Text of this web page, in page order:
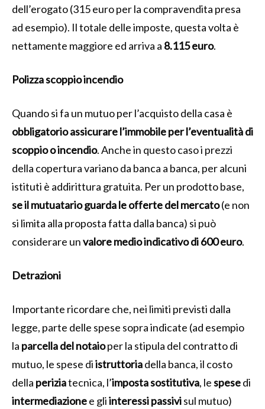
dell’erogato (315 euro per la compravendita presa
ad esempio). Il totale delle imposte, questa volta è
nettamente maggiore ed arriva a 8.115 euro.
Polizza scoppio incendio
Quando si fa un mutuo per l’acquisto della casa è
obbligatorio assicurare l’immobile per l’eventualità di
scoppio o incendio. Anche in questo caso i prezzi
della copertura variano da banca a banca, per alcuni
istituti è addirittura gratuita. Per un prodotto base,
se il mutuatario guarda le offerte del mercato(e non
si limita alla proposta fatta dalla banca) si può
considerare unvalore medio indicativo di 600 euro.
Detrazioni
Importante ricordare che, nei limiti previsti dalla
legge, parte delle spese sopra indicate (ad esempio
la parcella del notaioper la stipula del contratto di
mutuo, le spese diistruttoriadella banca, il costo
della periziatecnica, l’impostasostitutiva, lespesedi
intermediazionee gliinteressipassivisul mutuo)